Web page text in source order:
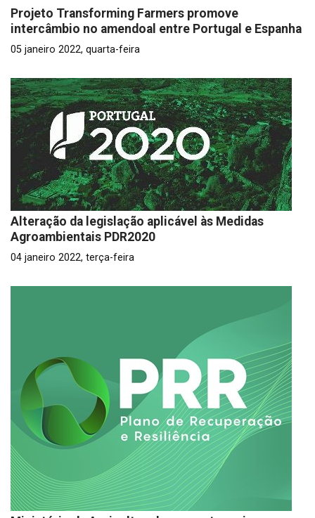
Projeto Transforming Farmers promove
intercâmbio no amendoal entre Portugal e Espanha
05 janeiro 2022, quarta-feira
Alteração da legislação aplicável às Medidas
Agroambientais PDR2020
04 janeiro 2022, terça-feira